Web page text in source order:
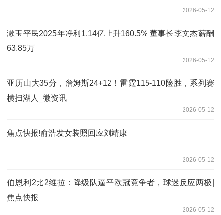
2026-05-12
漱玉平民2025年净利1.14亿上升160.5% 董事长李文杰薪酬
63.85万
2026-05-12
亚历山大35分，詹姆斯24+12！雷霆115-110险胜，系列赛
横扫湖人_微资讯
2026-05-12
焦点快报!俞浩发女装照回应刘靖康
2026-05-12
伯恩利2比2维拉：降级队逼平欧冠竞争者，球迷反应两极|
焦点快报
2026-05-12